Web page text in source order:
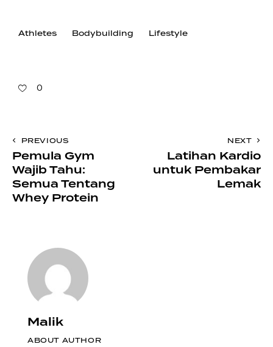
Athletes Bodybuilding Lifestyle
0
PREVIOUS
Pemula Gym
Wajib Tahu:
Semua Tentang
Whey Protein
NEXT
Latihan Kardio
untuk Pembakar
Lemak
Malik
ABOUT AUTHOR